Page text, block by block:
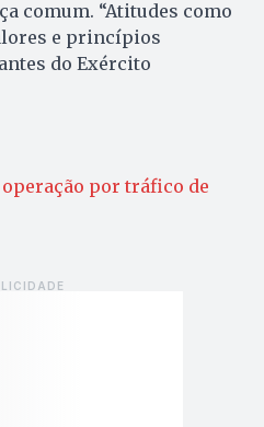
comum. “Atitudes como
e princípios
do Exército
por tráfico de